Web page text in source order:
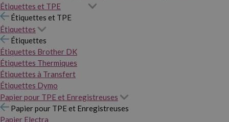
Étiquettes et TPE
Étiquettes et TPE
Étiquettes
Étiquettes
Étiquettes Brother DK
Étiquettes Thermiques
Étiquettes à Transfert
Étiquettes Dymo
Papier pour TPE et Enregistreuses
Papier pour TPE et Enregistreuses
Papier Electra